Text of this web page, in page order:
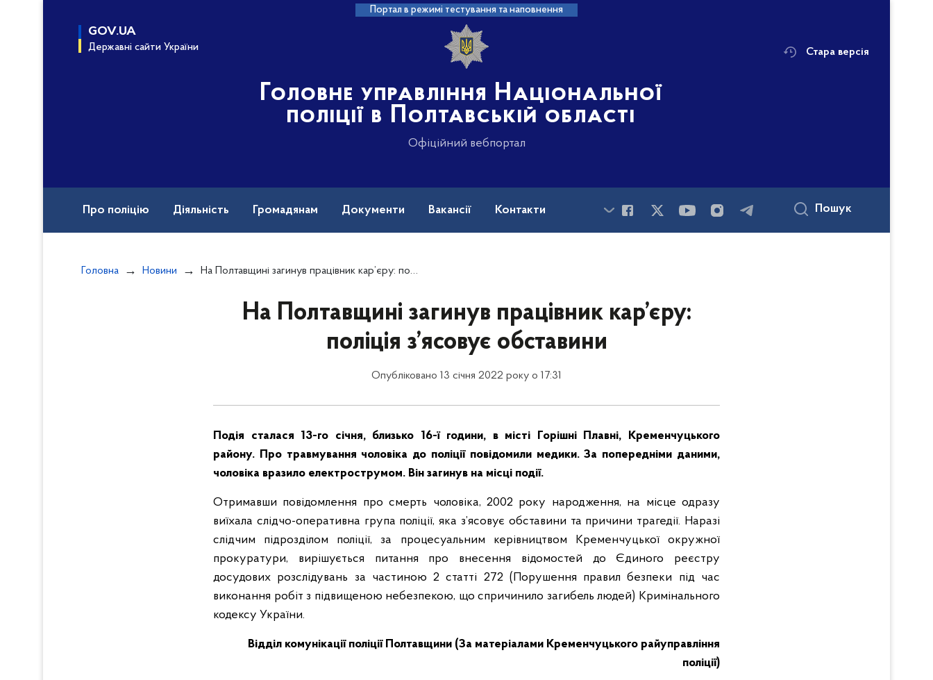
Портал в режимі тестування та наповнення
GOV.UA
Державні сайти України
Головне управління Національної
поліції в Полтавській області
Офіційний вебпортал
Стара версія
Про поліцію Діяльність Громадянам Документи Вакансії Контакти Пошук
Головна Новини На Полтавщині загинув працівник кар’єру: поліція з’ясовує обставини
На Полтавщині загинув працівник кар’єру:
поліція з’ясовує обставини
Опубліковано 13 січня 2022 року о 17:31
Подія сталася 13-го січня, близько 16-ї години, в місті Горішні Плавні, Кременчуцького
району. Про травмування чоловіка до поліції повідомили медики. За попередніми даними,
чоловіка вразило електрострумом. Він загинув на місці події.
Отримавши повідомлення про смерть чоловіка, 2002 року народження, на місце одразу
виїхала слідчо-оперативна група поліції, яка з’ясовує обставини та причини трагедії. Наразі
слідчим підрозділом поліції, за процесуальним керівництвом Кременчуцької окружної
прокуратури, вирішується питання про внесення відомостей до Єдиного реєстру
досудових розслідувань за частиною 2 статті 272 (Порушення правил безпеки під час
виконання робіт з підвищеною небезпекою, що спричинило загибель людей) Кримінального
кодексу України.
Відділ комунікації поліції Полтавщини (За матеріалами Кременчуцького райуправління
поліції)